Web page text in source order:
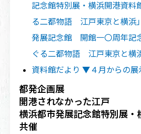
記念館特別展・横浜開港資料
る二都物語 江戸東京と横浜
発展記念館 開館一〇周年記
ぐる二都物語 江戸東京と横
資料館だより ▼４月からの展
都発企画展
開港されなかった江戸
横浜都市発展記念館特別展・
共催